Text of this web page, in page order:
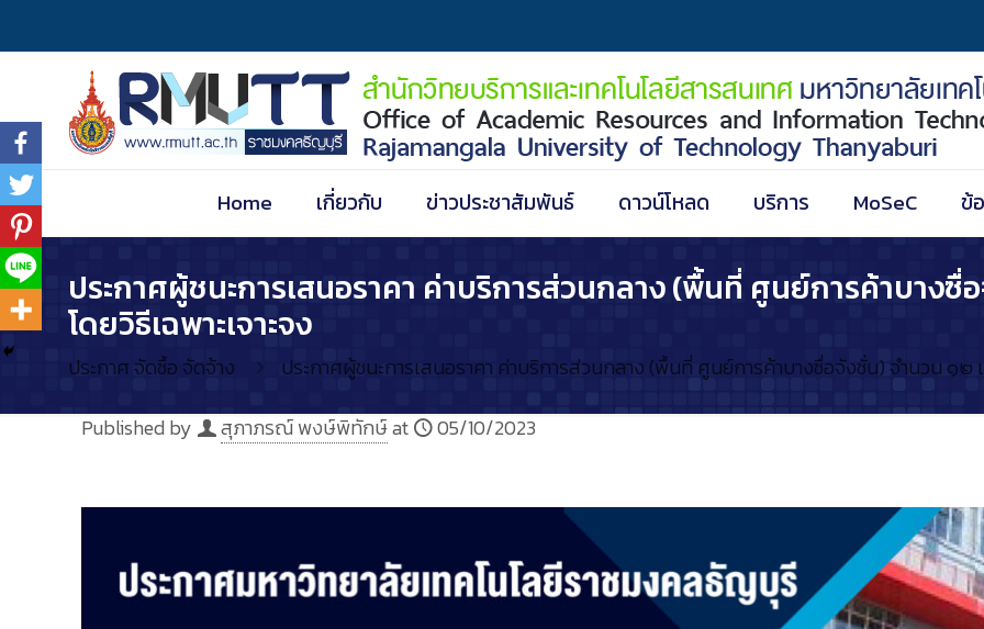
Home เกี่ยวกับ ข่าวประชาสัมพันธ์ ดาวน์โหลด บริการ MoSeC ข้
ประกาศผู้ชนะการเสนอราคา ค่าบริการส่วนกลาง (พื้นที่ ศูนย์การค้าบาง
โดยวิธีเฉพาะเจาะจง
ประกาศ จัดซื้อ จัดจ้าง ประกาศผู้ชนะการเสนอราคา ค่าบริการส่วนกลาง (พื้นที่ ศูนย์การค้าบางซื่อจังชั่น) จำนวน ๑๒
Published by สุภาภรณ์ พงษ์พิทักษ์at 05/10/2023